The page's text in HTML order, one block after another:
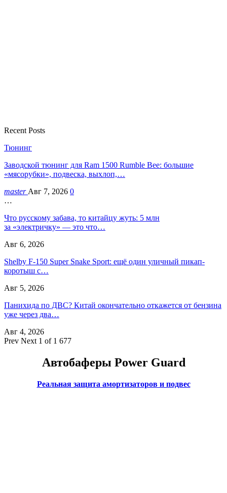
Recent Posts
Тюнинг
Заводской тюнинг для Ram 1500 Rumble Bee: большие
«мясорубки», подвеска, выхлоп,…
master Авг 7, 2026 0
…
Что русскому забава, то китайцу жуть: 5 млн
за «электричку» — это что…
Авг 6, 2026
Shelby F-150 Super Snake Sport: ещё один уличный пикап-
коротыш с…
Авг 5, 2026
Панихида по ДВС? Китай окончательно откажется от бензина
уже через два…
Авг 4, 2026
Prev Next 1 of 1 677
Автобаферы Power Guard
Реальная защита амортизаторов и подвес